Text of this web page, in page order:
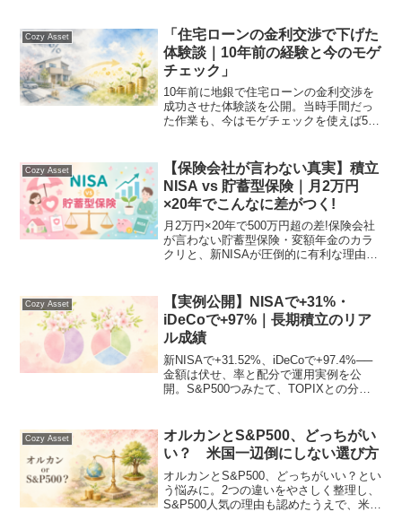
Cozy Asset
「住宅ローンの金利交渉で下げた
体験談｜10年前の経験と今のモゲ
チェック」
10年前に地銀で住宅ローンの金利交渉を
成功させた体験談を公開。当時手間だっ
た作業も、今はモゲチェックを使えば5分
歩です。
Cozy Asset
【保険会社が言わない真実】積立
NISA vs 貯蓄型保険｜月2万円
×20年でこんなに差がつく!
月2万円×20年で500万円超の差!保険会社
が言わない貯蓄型保険・変額年金のカラ
クリと、新NISAが圧倒的に有利な理由
Cozy Asset
【実例公開】NISAで+31%・
iDeCoで+97%｜長期積立のリア
ル成績
新NISAで+31.52%、iDeCoで+97.4%──
金額は伏せ、率と配分で運用実例を公
開。S&P500つみたて、TOPIXとの分
Cozy Asset
オルカンとS&P500、どっちがい
い？ 米国一辺倒にしない選び方
オルカンとS&P500、どっちがいい？とい
う悩みに。2つの違いをやさしく整理し、
S&P500人気の理由も認めたうえで、米国